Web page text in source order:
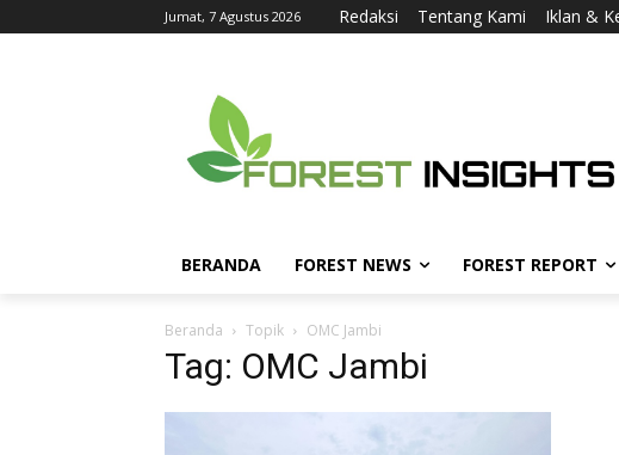
Jumat, 7 Agustus 2026 Redaksi Tentang Kami Iklan &
BERANDA FOREST NEWS FOREST REPORT
Beranda Topik OMC Jambi
Tag: OMC Jambi